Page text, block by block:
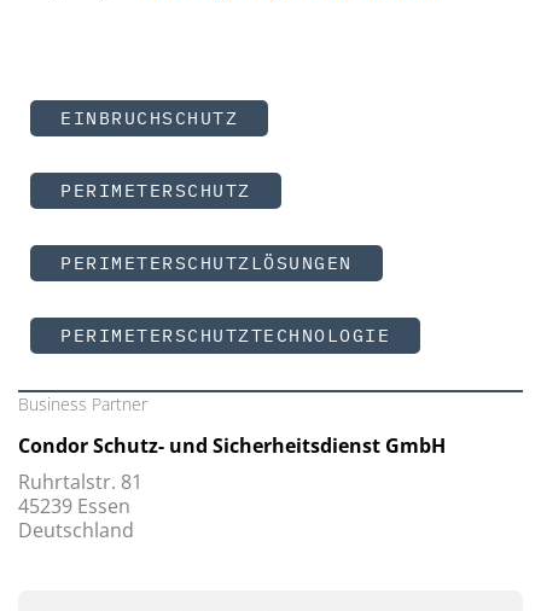
EINBRUCHSCHUTZ
PERIMETERSCHUTZ
PERIMETERSCHUTZLÖSUNGEN
PERIMETERSCHUTZTECHNOLOGIE
Business Partner
Condor Schutz- und Sicherheitsdienst GmbH
Ruhrtalstr. 81
45239 Essen
Deutschland